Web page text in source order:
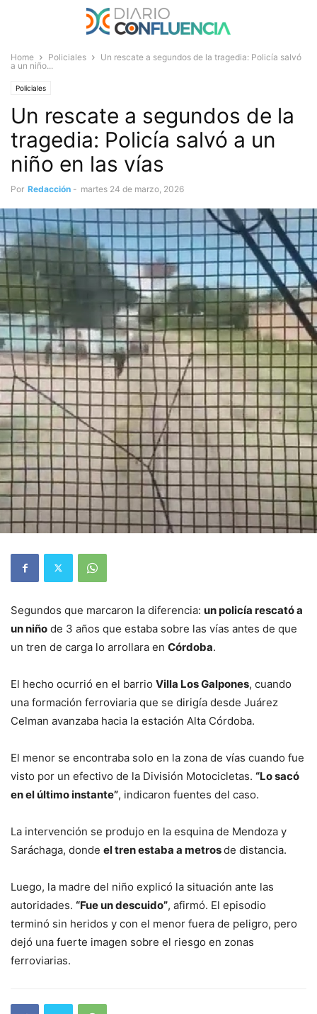
Home Policiales
Un rescate a segundos de la tragedia: Policía salvó
a un niño...
Policiales
Un rescate a segundos de la
tragedia: Policía salvó a un
niño en las vías
Por Redacción - martes 24 de marzo, 2026
Segundos que marcaron la diferencia: un policía rescató a
un niño de 3 años que estaba sobre las vías antes de que
un tren de carga lo arrollara en Córdoba.
El hecho ocurrió en el barrio Villa Los Galpones, cuando
una formación ferroviaria que se dirigía desde Juárez
Celman avanzaba hacia la estación Alta Córdoba.
El menor se encontraba solo en la zona de vías cuando fue
visto por un efectivo de la División Motocicletas. “Lo sacó
en el último instante”, indicaron fuentes del caso.
La intervención se produjo en la esquina de Mendoza y
Saráchaga, donde el tren estaba a metrosde distancia.
Luego, la madre del niño explicó la situación ante las
autoridades. “Fue un descuido”, afirmó. El episodio
terminó sin heridos y con el menor fuera de peligro, pero
dejó una fuerte imagen sobre el riesgo en zonas
ferroviarias.